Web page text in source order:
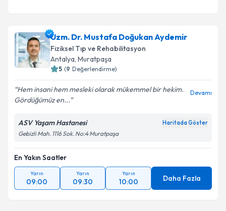
Uzm. Dr. Mustafa Doğukan Aydemir
Fiziksel Tıp ve Rehabilitasyon
Antalya, Muratpaşa
5 (9 Değerlendirme)
Hem insani hem mesleki olarak mükemmel bir hekim.
Gördüğümüz en...
Devamı
ASV Yaşam Hastanesi Haritada Göster
Gebizli Mah. 1116 Sok. No:4 Muratpaşa
En Yakın Saatler
Yarın
09:00
Yarın
09:30
Yarın
10:00 Daha Fazla